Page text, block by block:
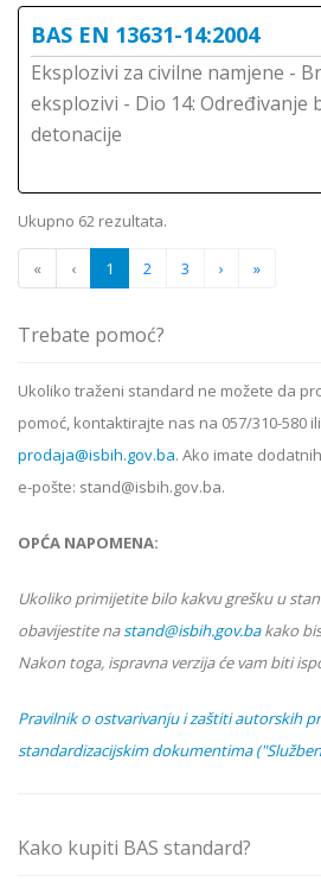
BAS EN 13631-14:2004
Eksplozivi za civilne namjene -
eksplozivi - Dio 14: Određivanje
detonacije
Ukupno 62 rezultata.
« ‹ 1 2 3 › »
Trebate pomoć?
Ukoliko traženi standard ne možete da
pomoć, kontaktirajte nas na 057/310-580
prodaja@isbih.gov.ba. Ako imate
e-pošte: stand@isbih.gov.ba.
OPĆA NAPOMENA:
Ukoliko primijetite bilo kakvu grešku u
obavijestite nastand@isbih.gov.bakako
Nakon toga, ispravna verzija će vam biti
Pravilnik o ostvarivanju i zaštiti autorskih
standardizacijskim dokumentima
Kako kupiti BAS standard?